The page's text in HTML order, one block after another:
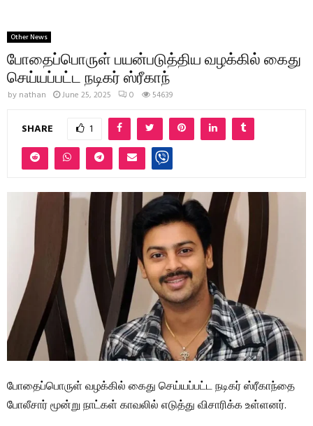
Other News
போதைப்பொருள் பயன்படுத்திய வழக்கில் கைது
செய்யப்பட்ட நடிகர் ஸ்ரீகாந்
by nathan June 25, 2025 0 54639
SHARE 1
போதைப்பொருள் வழக்கில் கைது செய்யப்பட்ட நடிகர் ஸ்ரீகாந்தை
போலீசார் மூன்று நாட்கள் காவலில் எடுத்து விசாரிக்க உள்ளனர்.